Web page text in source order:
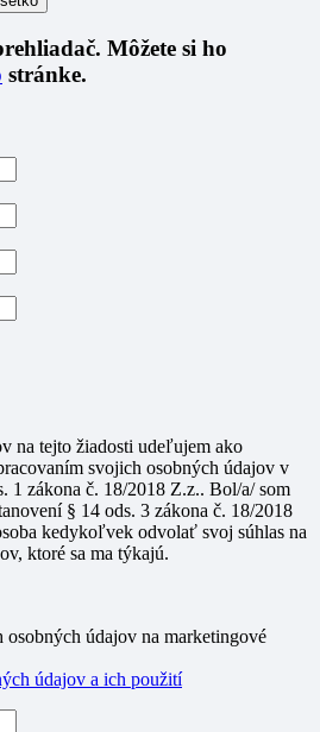
Môžete si ho
stránke.
na tejto žiadosti udeľujem ako
svojich osobných údajov v
1 zákona č. 18/2018 Z.z.. Bol/a/ som
§ 14 ods. 3 zákona č. 18/2018
kedykoľvek odvolať svoj súhlas na
ktoré sa ma týkajú.
údajov na marketingové
údajov a ich použití